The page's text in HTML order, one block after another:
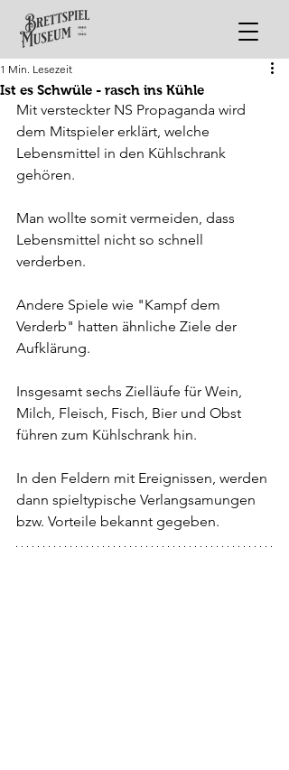
Ist es Schwüle - rasch ins Kühle
1 Min. Lesezeit
Mit versteckter NS Propaganda wird
dem Mitspieler erklärt, welche
Lebensmittel in den Kühlschrank
gehören.
Man wollte somit vermeiden, dass
Lebensmittel nicht so schnell
verderben.
Andere Spiele wie "Kampf dem
Verderb" hatten ähnliche Ziele der
Aufklärung.
Insgesamt sechs Zielläufe für Wein,
Milch, Fleisch, Fisch, Bier und Obst
führen zum Kühlschrank hin.
In den Feldern mit Ereignissen, werden
dann spieltypische Verlangsamungen
bzw. Vorteile bekannt gegeben.